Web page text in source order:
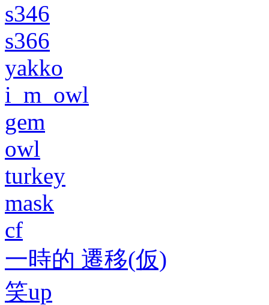
s346
s366
yakko
i_m_owl
gem
owl
turkey
mask
cf
一時的 遷移(仮)
笑up